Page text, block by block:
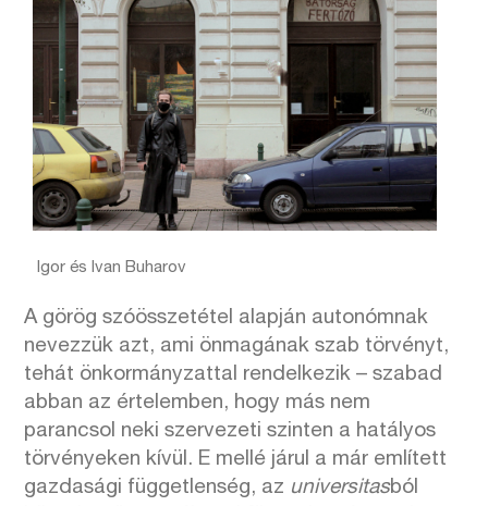
Igor és Ivan Buharov
A görög szóösszetétel alapján autonómnak
nevezzük azt, ami önmagának szab törvényt,
tehát önkormányzattal rendelkezik – szabad
abban az értelemben, hogy más nem
parancsol neki szervezeti szinten a hatályos
törvényeken kívül. E mellé járul a már említett
gazdasági függetlenség, az universitasból